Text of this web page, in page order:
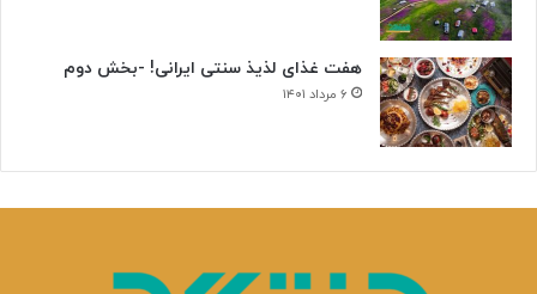
هفت غذای لذیذ سنتی ایرانی! -بخش دوم
۶ مرداد ۱۴۰۱